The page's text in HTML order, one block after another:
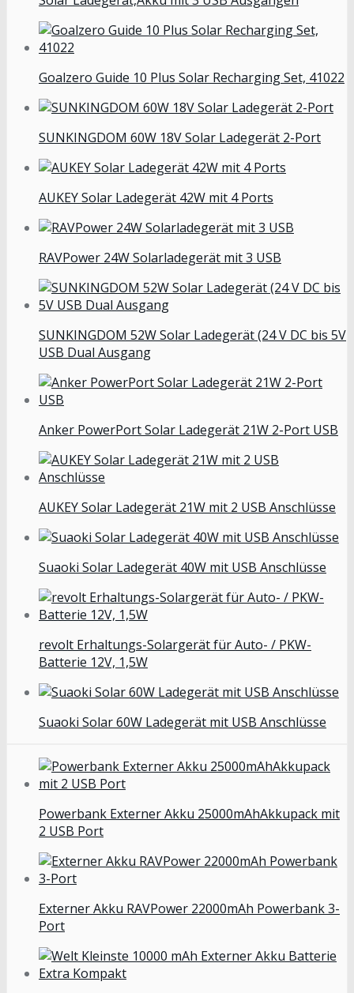
Goalzero Guide 10 Plus Solar Recharging Set, 41022
SUNKINGDOM 60W 18V Solar Ladegerät 2-Port
AUKEY Solar Ladegerät 42W mit 4 Ports
RAVPower 24W Solarladegerät mit 3 USB
SUNKINGDOM 52W Solar Ladegerät (24 V DC bis 5V
USB Dual Ausgang
Anker PowerPort Solar Ladegerät 21W 2-Port USB
AUKEY Solar Ladegerät 21W mit 2 USB Anschlüsse
Suaoki Solar Ladegerät 40W mit USB Anschlüsse
revolt Erhaltungs-Solargerät für Auto- / PKW-
Batterie 12V, 1,5W
Suaoki Solar 60W Ladegerät mit USB Anschlüsse
Powerbank Externer Akku 25000mAhAkkupack mit
2 USB Port
Externer Akku RAVPower 22000mAh Powerbank 3-
Port